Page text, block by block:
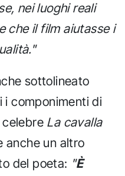
nei luoghi reali
che il film aiutasse i
sottolineato
i componimenti di
La cavalla
anche un altro
del poeta: "È